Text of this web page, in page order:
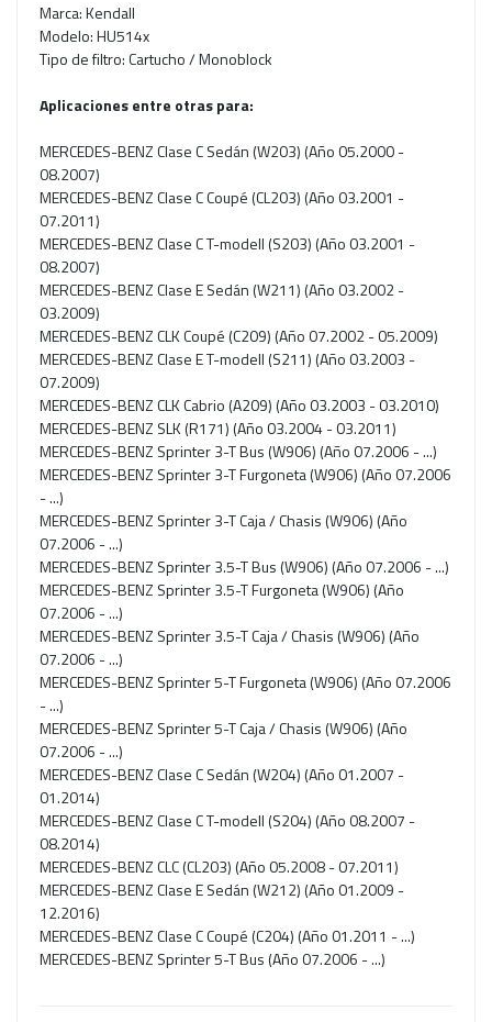
Marca: Kendall
Modelo: HU514x
Tipo de filtro: Cartucho / Monoblock
Aplicaciones entre otras para:
MERCEDES-BENZ Clase C Sedán (W203) (Año 05.2000 -
08.2007)
MERCEDES-BENZ Clase C Coupé (CL203) (Año 03.2001 -
07.2011)
MERCEDES-BENZ Clase C T-modell (S203) (Año 03.2001 -
08.2007)
MERCEDES-BENZ Clase E Sedán (W211) (Año 03.2002 -
03.2009)
MERCEDES-BENZ CLK Coupé (C209) (Año 07.2002 - 05.2009)
MERCEDES-BENZ Clase E T-modell (S211) (Año 03.2003 -
07.2009)
MERCEDES-BENZ CLK Cabrio (A209) (Año 03.2003 - 03.2010)
MERCEDES-BENZ SLK (R171) (Año 03.2004 - 03.2011)
MERCEDES-BENZ Sprinter 3-T Bus (W906) (Año 07.2006 - ...)
MERCEDES-BENZ Sprinter 3-T Furgoneta (W906) (Año 07.2006
- ...)
MERCEDES-BENZ Sprinter 3-T Caja / Chasis (W906) (Año
07.2006 - ...)
MERCEDES-BENZ Sprinter 3.5-T Bus (W906) (Año 07.2006 - ...)
MERCEDES-BENZ Sprinter 3.5-T Furgoneta (W906) (Año
07.2006 - ...)
MERCEDES-BENZ Sprinter 3.5-T Caja / Chasis (W906) (Año
07.2006 - ...)
MERCEDES-BENZ Sprinter 5-T Furgoneta (W906) (Año 07.2006
- ...)
MERCEDES-BENZ Sprinter 5-T Caja / Chasis (W906) (Año
07.2006 - ...)
MERCEDES-BENZ Clase C Sedán (W204) (Año 01.2007 -
01.2014)
MERCEDES-BENZ Clase C T-modell (S204) (Año 08.2007 -
08.2014)
MERCEDES-BENZ CLC (CL203) (Año 05.2008 - 07.2011)
MERCEDES-BENZ Clase E Sedán (W212) (Año 01.2009 -
12.2016)
MERCEDES-BENZ Clase C Coupé (C204) (Año 01.2011 - ...)
MERCEDES-BENZ Sprinter 5-T Bus (Año 07.2006 - ...)